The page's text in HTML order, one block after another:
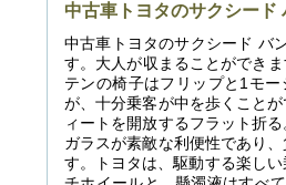
中古車トヨタのサクシード
中古車トヨタのサクシード バ
す。大人が収まることができ
テンの椅子はフリップと1モ
が、十分乗客が中を歩くこと
ィートを開放するフラット折
ガラスが素敵な利便性であり
す。トヨタは、駆動する楽し